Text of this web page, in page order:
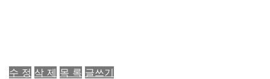
수 정 삭 제 목 록 글쓰기